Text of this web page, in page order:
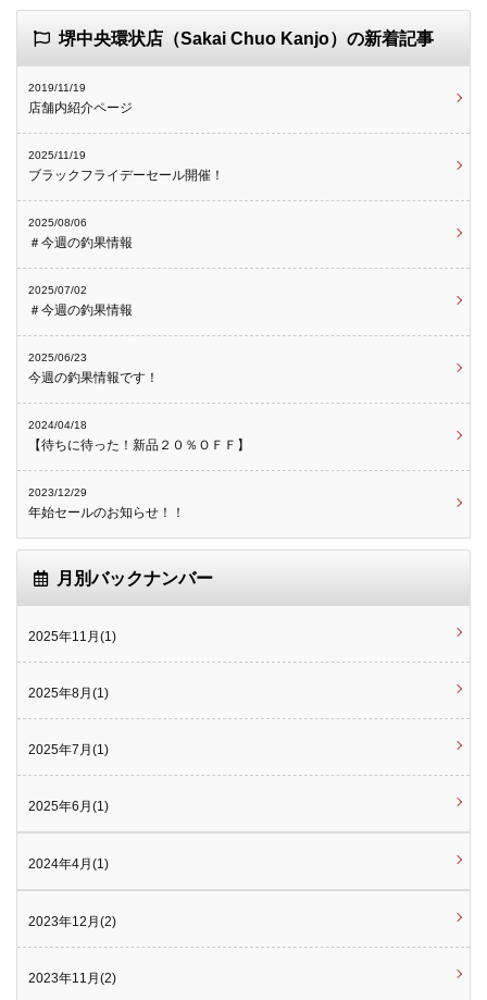
堺中央環状店（Sakai Chuo Kanjo）の新着記事
2019/11/19
店舗内紹介ページ
2025/11/19
ブラックフライデーセール開催！
2025/08/06
＃今週の釣果情報
2025/07/02
＃今週の釣果情報
2025/06/23
今週の釣果情報です！
2024/04/18
【待ちに待った！新品２０％ＯＦＦ】
2023/12/29
年始セールのお知らせ！！
月別バックナンバー
2025年11月(1)
2025年8月(1)
2025年7月(1)
2025年6月(1)
2024年4月(1)
2023年12月(2)
2023年11月(2)